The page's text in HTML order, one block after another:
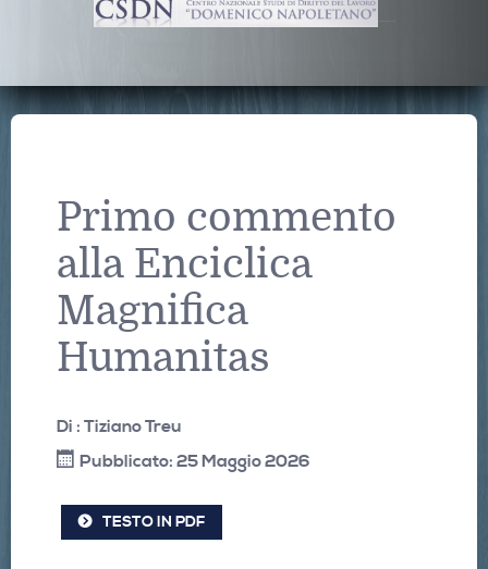
Primo commento
alla Enciclica
Magnifica
Humanitas
Di : Tiziano Treu
Pubblicato: 25 Maggio 2026
TESTO IN PDF